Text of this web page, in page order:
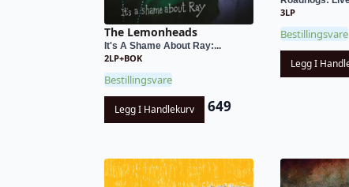
The Lemonheads
It's A Shame About Ray:...
2LP+BOK
Bestillingsvare
Legg I Handlekurv 649
3LP
Bestillingsvare
Legg I